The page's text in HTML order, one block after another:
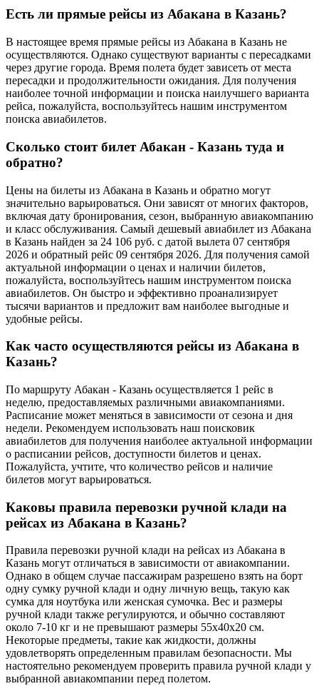
Есть ли прямые рейсы из Абакана в Казань?
В настоящее время прямые рейсы из Абакана в Казань не
осуществляются. Однако существуют варианты с пересадками
через другие города. Время полета будет зависеть от места
пересадки и продолжительности ожидания. Для получения
наиболее точной информации и поиска наилучшего варианта
рейса, пожалуйста, воспользуйтесь нашим инструментом
поиска авиабилетов.
Сколько стоит билет Абакан - Казань туда и
обратно?
Цены на билеты из Абакана в Казань и обратно могут
значительно варьироваться. Они зависят от многих факторов,
включая дату бронирования, сезон, выбранную авиакомпанию
и класс обслуживания. Самый дешевый авиабилет из Абакана
в Казань найден за 24 106 руб. с датой вылета 07 сентября
2026 и обратный рейс 09 сентября 2026. Для получения самой
актуальной информации о ценах и наличии билетов,
пожалуйста, воспользуйтесь нашим инструментом поиска
авиабилетов. Он быстро и эффективно проанализирует
тысячи вариантов и предложит вам наиболее выгодные и
удобные рейсы.
Как часто осуществляются рейсы из Абакана в
Казань?
По маршруту Абакан - Казань осуществляется 1 рейс в
неделю, предоставляемых различными авиакомпаниями.
Расписание может меняться в зависимости от сезона и дня
недели. Рекомендуем использовать наш поисковик
авиабилетов для получения наиболее актуальной информации
о расписании рейсов, доступности билетов и ценах.
Пожалуйста, учтите, что количество рейсов и наличие
билетов могут варьироваться.
Каковы правила перевозки ручной клади на
рейсах из Абакана в Казань?
Правила перевозки ручной клади на рейсах из Абакана в
Казань могут отличаться в зависимости от авиакомпании.
Однако в общем случае пассажирам разрешено взять на борт
одну сумку ручной клади и одну личную вещь, такую как
сумка для ноутбука или женская сумочка. Вес и размеры
ручной клади также регулируются, и обычно составляют
около 7-10 кг и не превышают размеры 55x40x20 см.
Некоторые предметы, такие как жидкости, должны
удовлетворять определенным правилам безопасности. Мы
настоятельно рекомендуем проверить правила ручной клади у
выбранной авиакомпании перед полетом.